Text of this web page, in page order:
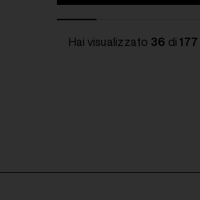
Hai visualizzato 36 di177